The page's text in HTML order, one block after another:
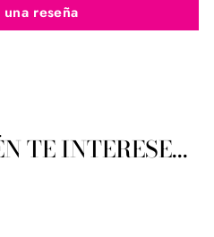
reseña
TE INTERESE...